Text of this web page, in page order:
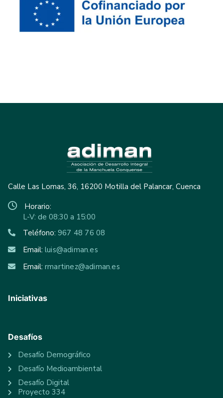
Calle Las Lomas, 36, 16200 Motilla del Palancar, Cuenca
Horario:
L-V: de 08:30 a 15:00
Teléfono: 967 48 76 08
Email: luis@adiman.es
Email: rmartinez@adiman.es
Iniciativas
Desafíos
Desafío Demográfico
Desafío Medioambiental
Desafío Digital
Proyecto 334